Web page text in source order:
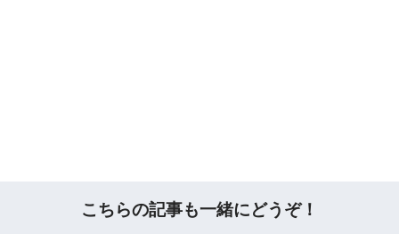
こちらの記事も一緒にどうぞ！